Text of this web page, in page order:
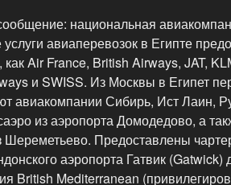
национальная
авиаперевозок в Египте
Air France, British Airways, JAT,
и SWISS. Из Москвы в Египет
авиакомпании Сибирь, Ист Лаин,
из аэропорта Домодедово, а
Шереметьево. Предоставлены
аэропорта Гатвик (Gatwick)
British Mediterranean